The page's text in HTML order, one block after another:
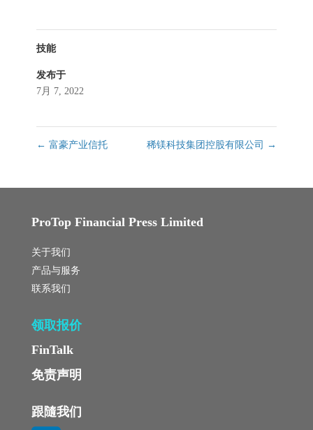
技能
发布于
7月 7, 2022
← 富豪产业信托 稀镁科技集团控股有限公司 →
ProTop Financial Press Limited
关于我们
产品与服务
联系我们
领取报价
FinTalk
免责声明
跟隨我们